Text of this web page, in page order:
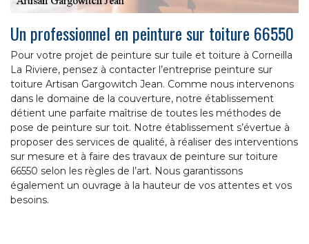
Un professionnel en peinture sur toiture 66550
Pour votre projet de peinture sur tuile et toiture à Corneilla
La Riviere, pensez à contacter l’entreprise peinture sur
toiture Artisan Gargowitch Jean. Comme nous intervenons
dans le domaine de la couverture, notre établissement
détient une parfaite maîtrise de toutes les méthodes de
pose de peinture sur toit. Notre établissement s’évertue à
proposer des services de qualité, à réaliser des interventions
sur mesure et à faire des travaux de peinture sur toiture
66550 selon les règles de l’art. Nous garantissons
également un ouvrage à la hauteur de vos attentes et vos
besoins.